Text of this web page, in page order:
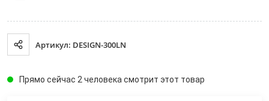
Артикул: DESIGN-300LN
Прямо сейчас 2 человека смотрит этот товар